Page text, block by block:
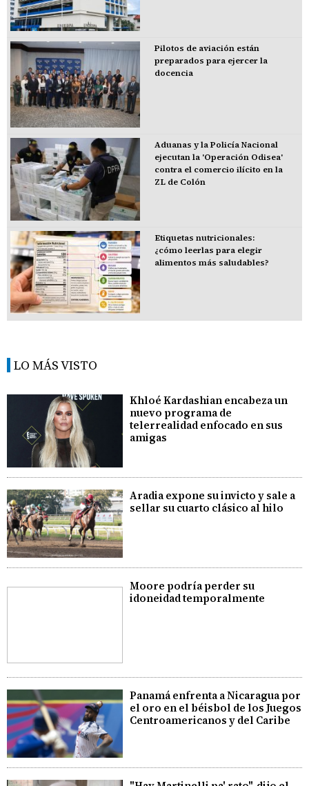
Pilotos de aviación están
preparados para ejercer la
docencia
Aduanas y la Policía Nacional
ejecutan la 'Operación Odisea'
contra el comercio ilícito en la
ZL de Colón
Etiquetas nutricionales:
¿cómo leerlas para elegir
alimentos más saludables?
LO MÁS VISTO
Khloé Kardashian encabeza un
nuevo programa de
telerrealidad enfocado en sus
amigas
Aradia expone su invicto y sale a
sellar su cuarto clásico al hilo
Moore podría perder su
idoneidad temporalmente
Panamá enfrenta a Nicaragua por
el oro en el béisbol de los Juegos
Centroamericanos y del Caribe